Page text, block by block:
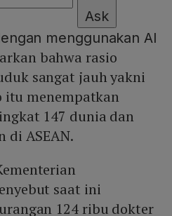
Ask
menggunakan AI
bahwa rasio
sangat jauh yakni
itu menempatkan
147 dunia dan
di ASEAN.
saat ini
124 ribu dokter